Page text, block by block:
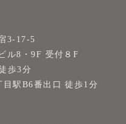
3-17-5
ル8・9F 受付８F
歩3分
目駅B6番出口 徒歩1分